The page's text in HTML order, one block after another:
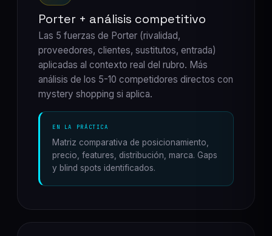
Porter + análisis competitivo
Las 5 fuerzas de Porter (rivalidad,
proveedores, clientes, sustitutos, entrada)
aplicadas al contexto real del rubro. Más
análisis de los 5-10 competidores directos con
mystery shopping si aplica.
EN LA PRÁCTICA
Matriz comparativa de posicionamiento,
precio, features, distribución, marca. Gaps
y blind spots identificados.